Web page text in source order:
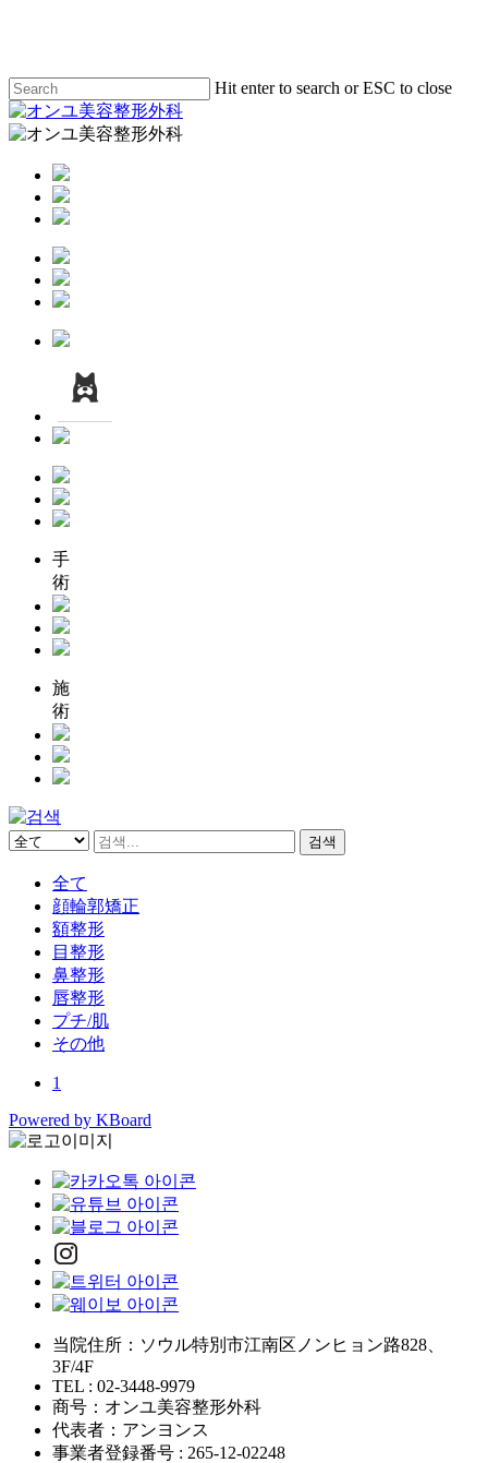
content
Hit enter to search or ESC to close
Close
Search
Menu
手
術
施
術
검색
全て
顔輪郭矯正
額整形
目整形
鼻整形
唇整形
プチ/肌
その他
1
Powered by KBoard
当院住所：ソウル特別市江南区ノンヒョン路828、
3F/4F
TEL : 02-3448-9979
商号：オンユ美容整形外科
代表者：アンヨンス
事業者登録番号 : 265-12-02248